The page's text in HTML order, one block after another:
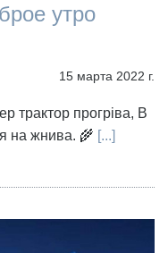
утро
15 марта 2022 г.
трактор прогріва, В
на жнива. 🌾 [...]